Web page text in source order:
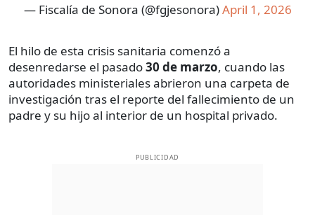
— Fiscalía de Sonora (@fgjesonora)April 1, 2026
El hilo de esta crisis sanitaria comenzó a
desenredarse el pasado30 de marzo, cuando las
autoridades ministeriales abrieron una carpeta de
investigación tras el reporte del fallecimiento de un
padre y su hijo al interior de un hospital privado.
PUBLICIDAD